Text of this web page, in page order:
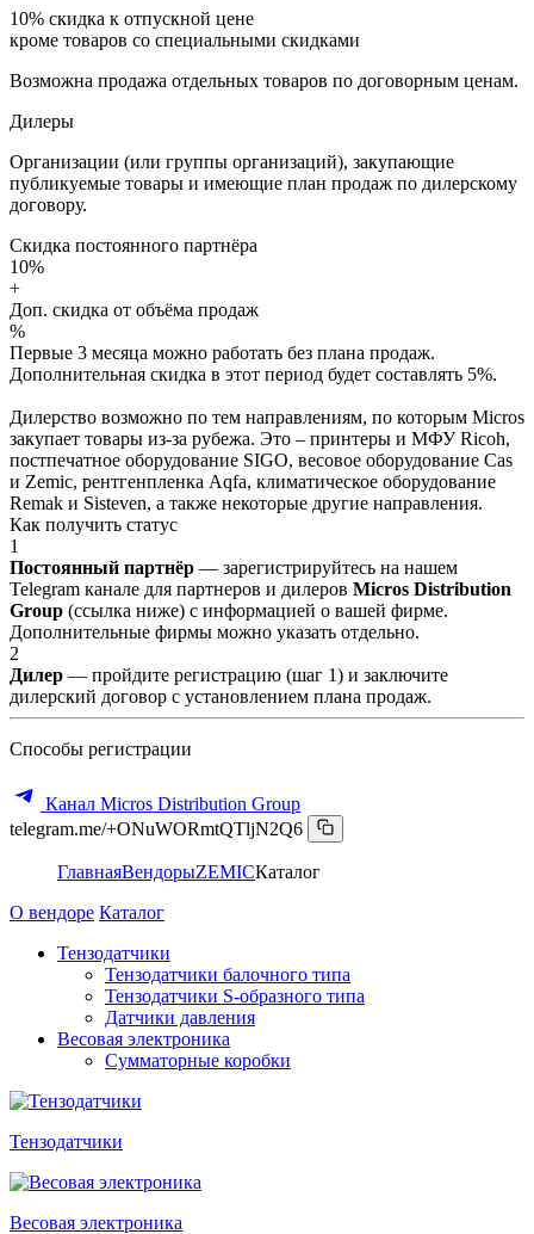
10% скидка к отпускной цене
кроме товаров со специальными скидками
Возможна продажа отдельных товаров по договорным ценам.
Дилеры
Организации (или группы организаций), закупающие
публикуемые товары и имеющие план продаж по дилерскому
договору.
Скидка постоянного партнёра
10%
+
Доп. скидка от объёма продаж
%
Первые 3 месяца можно работать без плана продаж.
Дополнительная скидка в этот период будет составлять 5%.
Дилерство возможно по тем направлениям, по которым Micros
закупает товары из-за рубежа. Это – принтеры и МФУ Ricoh,
постпечатное оборудование SIGO, весовое оборудование Cas
и Zemic, рентгенпленка Aqfa, климатическое оборудование
Remak и Sisteven, а также некоторые другие направления.
Как получить статус
1
Постоянный партнёр — зарегистрируйтесь на нашем
Telegram канале для партнеров и дилеров Micros Distribution
Group (ссылка ниже) с информацией о вашей фирме.
Дополнительные фирмы можно указать отдельно.
2
Дилер — пройдите регистрацию (шаг 1) и заключите
дилерский договор с установлением плана продаж.
Способы регистрации
Канал Micros Distribution Group
telegram.me/+ONuWORmtQTljN2Q6
ГлавнаяВендорыZEMICКаталог
О вендоре Каталог
Тензодатчики
Тензодатчики балочного типа
Тензодатчики S-образного типа
Датчики давления
Весовая электроника
Сумматорные коробки
Тензодатчики
Весовая электроника